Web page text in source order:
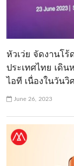
หัวเว่ย จัดงานโร้
ประเทศไทย เดิ
ไอที เนื่องในวัน
June 26, 2023